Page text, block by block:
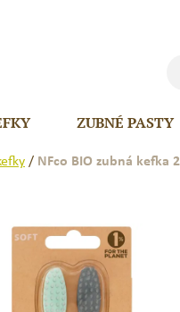
ZUBNÉ PASTY
/ NFco BIO zubná kefka